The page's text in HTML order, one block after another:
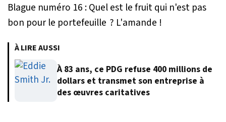
Blague numéro 16 : Quel est le fruit qui n'est pas
bon pour le portefeuille ? L'amande !
À LIRE AUSSI
À 83 ans, ce PDG refuse 400 millions de
dollars et transmet son entreprise à
des œuvres caritatives